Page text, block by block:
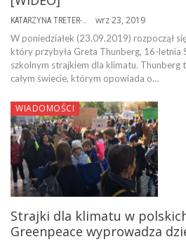
KATARZYNA TRETER-SIERPIŃSKA wrz 23, 2019
W poniedziałek (23.09.2019) rozpoczął
który przybyła Greta Thunberg, 16-letnia
szkolnym strajkiem dla klimatu. Thunberg
całym świecie, którym opowiada o…
WIADOMOŚCI
Strajki dla klimatu w
Greenpeace wyprowadza